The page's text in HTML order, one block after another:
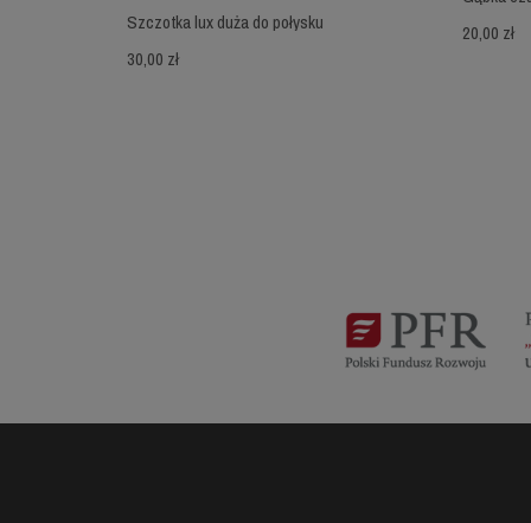
Szczotka lux duża do połysku
30,00 zł
20,00 zł